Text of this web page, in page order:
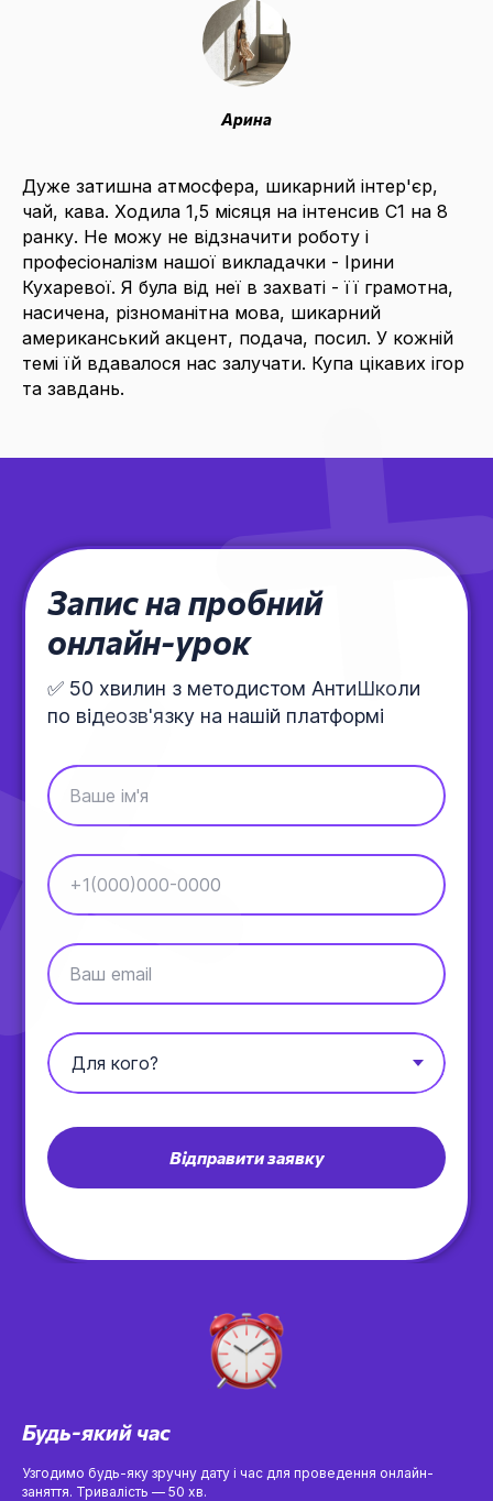
Арина
Дуже затишна атмосфера, шикарний інтер'єр,
чай, кава. Ходила 1,5 місяця на інтенсив C1 на 8
ранку. Не можу не відзначити роботу і
професіоналізм нашої викладачки - Ірини
Кухаревої. Я була від неї в захваті - її грамотна,
насичена, різноманітна мова, шикарний
американський акцент, подача, посил. У кожній
темі їй вдавалося нас залучати. Купа цікавих ігор
та завдань.
Запис на пробний
онлайн-урок
✅ 50 хвилин з методистом АнтиШколи
по відеозв'язку на нашій платформі
Ваше ім'я
+1(000)000-0000
Ваш email
Відправити заявку
Будь-який час
Узгодимо будь-яку зручну дату і час для проведення онлайн-
заняття. Тривалість — 50 хв.